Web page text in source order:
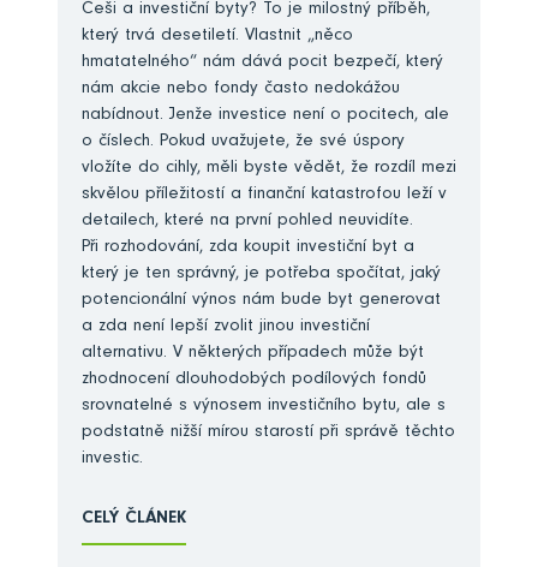
Češi a investiční byty? To je milostný příběh,
který trvá desetiletí. Vlastnit „něco
hmatatelného“ nám dává pocit bezpečí, který
nám akcie nebo fondy často nedokážou
nabídnout. Jenže investice není o pocitech, ale
o číslech. Pokud uvažujete, že své úspory
vložíte do cihly, měli byste vědět, že rozdíl mezi
skvělou příležitostí a finanční katastrofou leží v
detailech, které na první pohled neuvidíte.
Při rozhodování, zda koupit investiční byt a
který je ten správný, je potřeba spočítat, jaký
potencionální výnos nám bude byt generovat
a zda není lepší zvolit jinou investiční
alternativu. V některých případech může být
zhodnocení dlouhodobých podílových fondů
srovnatelné s výnosem investičního bytu, ale s
podstatně nižší mírou starostí při správě těchto
investic.
CELÝ ČLÁNEK